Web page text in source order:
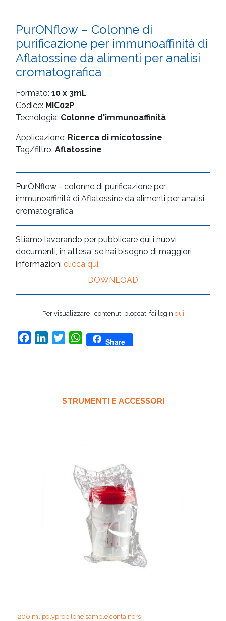
PurONflow – Colonne di
purificazione per immunoaffinità di
Aflatossine da alimenti per analisi
cromatografica
Formato: 10 x 3mL
Codice: MIC02P
Tecnologia: Colonne d'immunoaffinità
Applicazione: Ricerca di micotossine
Tag/filtro: Aflatossine
PurONflow - colonne di purificazione per
immunoaffinità di Aflatossine da alimenti per analisi
cromatografica
Stiamo lavorando per pubblicare qui i nuovi
documenti, in attesa, se hai bisogno di maggiori
informazioni clicca qui.
DOWNLOAD
Per visualizzare i contenuti bloccati fai login qui
FacebookLinkedInTwitterWhatsApp
Share
STRUMENTI E ACCESSORI
200 ml polypropilene sample containers